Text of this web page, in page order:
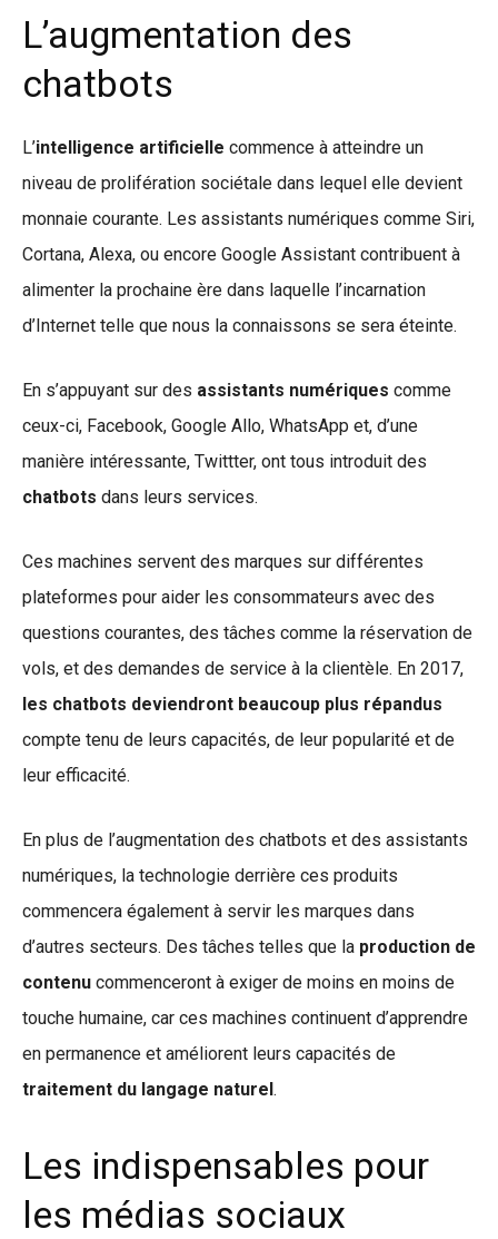
L’augmentation des
chatbots
L’intelligence artificielle commence à atteindre un
niveau de prolifération sociétale dans lequel elle devient
monnaie courante. Les assistants numériques comme Siri,
Cortana, Alexa, ou encore Google Assistant contribuent à
alimenter la prochaine ère dans laquelle l’incarnation
d’Internet telle que nous la connaissons se sera éteinte.
En s’appuyant sur des assistants numériques comme
ceux-ci, Facebook, Google Allo, WhatsApp et, d’une
manière intéressante, Twittter, ont tous introduit des
chatbots dans leurs services.
Ces machines servent des marques sur différentes
plateformes pour aider les consommateurs avec des
questions courantes, des tâches comme la réservation de
vols, et des demandes de service à la clientèle. En 2017,
les chatbots deviendront beaucoup plus répandus
compte tenu de leurs capacités, de leur popularité et de
leur efficacité.
En plus de l’augmentation des chatbots et des assistants
numériques, la technologie derrière ces produits
commencera également à servir les marques dans
d’autres secteurs. Des tâches telles que la production de
contenu commenceront à exiger de moins en moins de
touche humaine, car ces machines continuent d’apprendre
en permanence et améliorent leurs capacités de
traitement du langage naturel .
Les indispensables pour
les médias sociaux